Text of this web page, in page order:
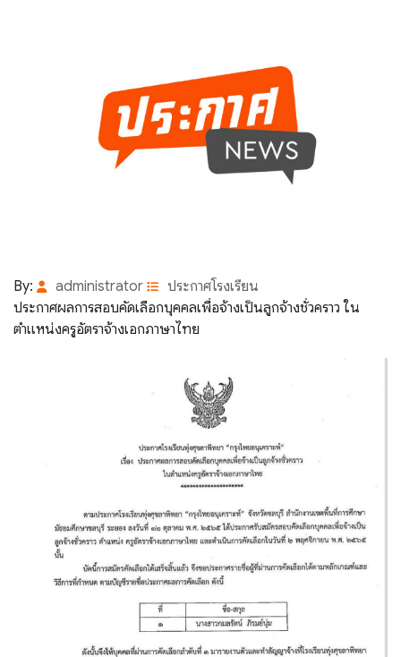
By: administrator
ประกาศโรงเรียน
ประกาศผลการสอบคัดเลือกบุคคลเพื่อจ้างเป็นลูกจ้างชั่วคราว ใน
ตำแหน่งครูอัตราจ้างเอกภาษาไทย